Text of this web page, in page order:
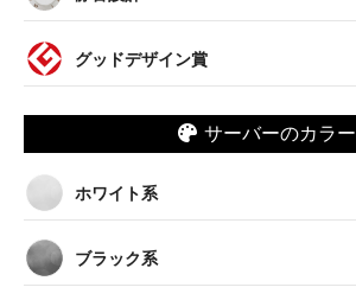
グッドデザイン賞
サーバーのカラー
ホワイト系
ブラック系